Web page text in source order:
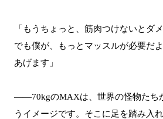
「もうちょっと、筋肉つけないとダ
でも僕が、もっとマッスルが必要だ
あげます」
――70kgのMAXは、世界の怪物たち
うイメージです。そこに足を踏み入